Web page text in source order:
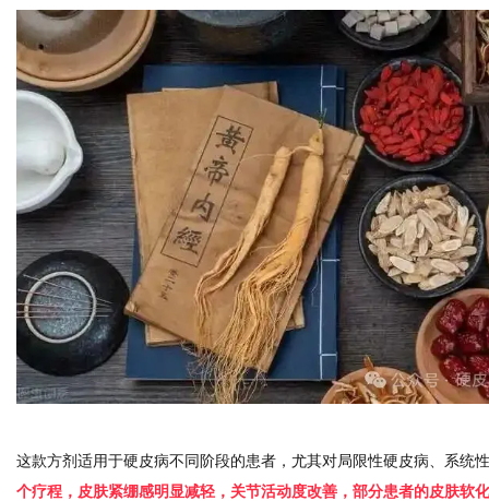
这款方剂适用于硬皮病不同阶段的患者，尤其对局限性硬皮病、系统
个疗程，皮肤紧绷感明显减轻，关节活动度改善，部分患者的皮肤软